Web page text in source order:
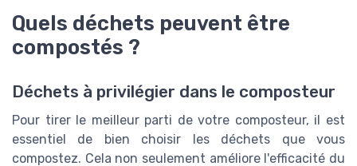
Quels déchets peuvent être
compostés ?
Déchets à privilégier dans le composteur
Pour tirer le meilleur parti de votre composteur, il est
essentiel de bien choisir les déchets que vous
compostez. Cela non seulement améliore l'efficacité du